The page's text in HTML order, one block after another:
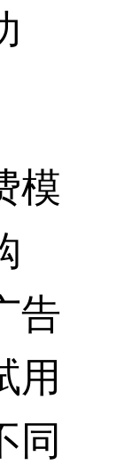
模
告
用
同